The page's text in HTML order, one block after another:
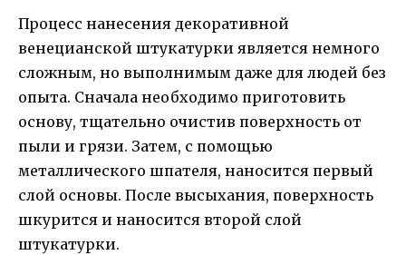
Процесс нанесения декоративной
венецианской штукатурки является немного
сложным, но выполнимым даже для людей без
опыта. Сначала необходимо приготовить
основу, тщательно очистив поверхность от
пыли и грязи. Затем, с помощью
металлического шпателя, наносится первый
слой основы. После высыхания, поверхность
шкурится и наносится второй слой
штукатурки.